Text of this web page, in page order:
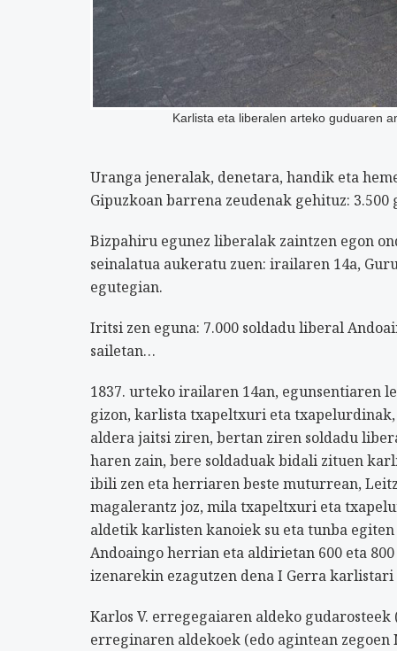
Karlista eta liberalen arteko guduaren
Uranga jeneralak, denetara, handik eta
Gipuzkoan barrena zeudenak gehituz:
Bizpahiru egunez liberalak zaintzen egon
seinalatua aukeratu zuen: irailaren 14a,
egutegian.
Iritsi zen eguna: 7.000 soldadu liberal
sailetan…
1837. urteko irailaren 14an, egunsentiaren
gizon, karlista txapeltxuri eta
aldera jaitsi ziren, bertan ziren soldadu
haren zain, bere soldaduak bidali zituen
ibili zen eta herriaren beste muturrean,
magalerantz joz, mila txapeltxuri eta
aldetik karlisten kanoiek su eta tunba
Andoaingo herrian eta aldirietan 600 eta
izenarekin ezagutzen dena I Gerra
Karlos V. erregegaiaren aldeko
erreginaren aldekoek (edo agintean